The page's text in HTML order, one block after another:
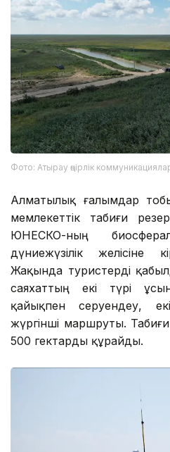
Фото: Атырау өңірлік
Алматылық ғалымдар
мемлекеттік табиғи
ЮНЕСКО-ның
дүниежүзілік желісіне
Жақында туристерді
саяхаттың екі түрі
қайықпен серуендеу,
жүргінші маршруты.
500 гектарды құрайды.